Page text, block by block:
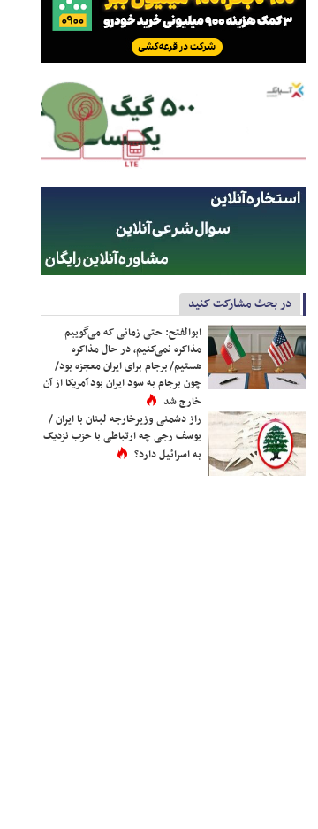
در بحث مشارکت کنید
ابوالفتح: حتی زمانی که می‌گوییم
مذاکره نمی‌کنیم، در حال مذاکره
هستیم/ برجام برای ایران معجزه بود/
چون برجام به سود ایران بود آمریکا از آن
خارج شد
راز دشمنی وزیرخارجه لبنان با ایران /
یوسف رجی چه ارتباطی با حزب نزدیک
به اسرائیل دارد؟